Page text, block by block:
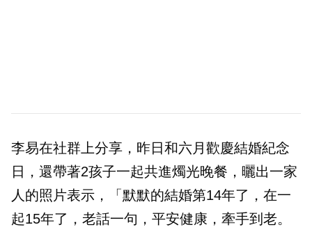
李易在社群上分享，昨日和六月歡慶結婚紀念
日，還帶著2孩子一起共進燭光晚餐，曬出一家
人的照片表示，「默默的結婚第14年了，在一
起15年了，老話一句，平安健康，牽手到老。